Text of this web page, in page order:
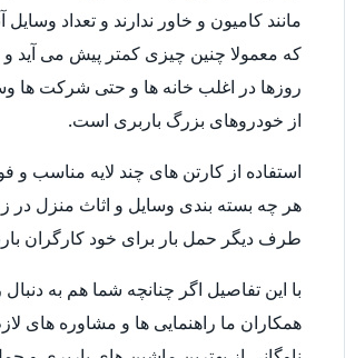
مانند کامیون و خاور ندارند و تعداد
که معمولا چنین چیزی کمتر پیش می آید
روزها در اغلب خانه ها و حتی شرکت ها
از خودروهای بزرگ باربری است.
استفاده از کارتن های چند لایه مناسب
هر چه بسته بندی وسایل و اثاث منزل در
طرف دیگر حمل بار برای خود کارگران
با این تفاصیل اگر چنانچه شما هم به
همکاران ما راهنمایی ها و مشاوره های